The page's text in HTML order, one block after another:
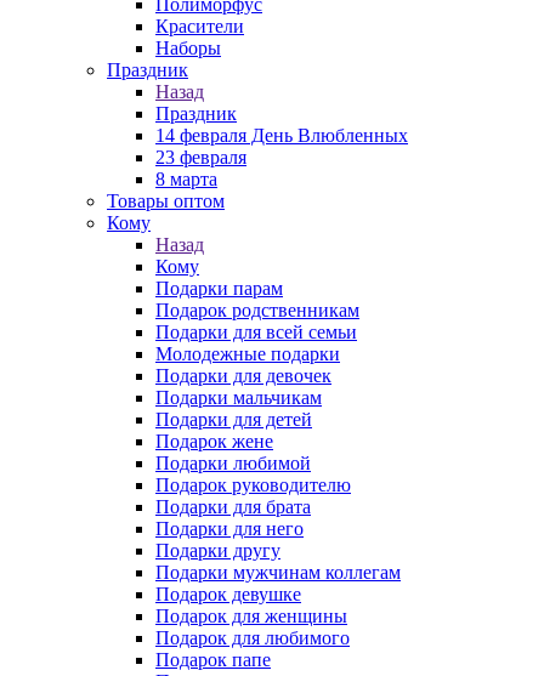
Полиморфус
Красители
Наборы
Праздник
Назад
Праздник
14 февраля День Влюбленных
23 февраля
8 марта
Товары оптом
Кому
Назад
Кому
Подарки парам
Подарок родственникам
Подарки для всей семьи
Молодежные подарки
Подарки для девочек
Подарки мальчикам
Подарки для детей
Подарок жене
Подарки любимой
Подарок руководителю
Подарки для брата
Подарки для него
Подарки другу
Подарки мужчинам коллегам
Подарок девушке
Подарок для женщины
Подарок для любимого
Подарок папе